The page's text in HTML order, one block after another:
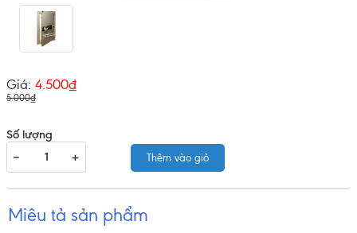
Giá: 4.500₫
5.000₫
Số lượng
−
+ Thêm vào giỏ
Miêu tả sản phẩm